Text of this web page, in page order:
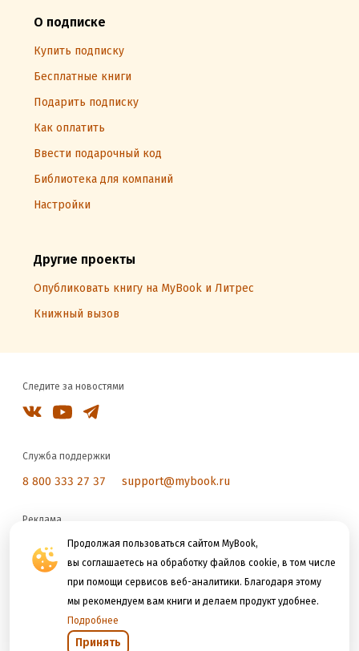
Продолжая пользоваться сайтом MyBook,
вы соглашаетесь на обработку файлов cookie, в том числе
при помощи сервисов веб-аналитики. Благодаря этому
мы рекомендуем вам книги и делаем продукт удобнее.
Подробнее
Принять
О подписке
Купить подписку
Бесплатные книги
Подарить подписку
Как оплатить
Ввести подарочный код
Библиотека для компаний
Настройки
Другие проекты
Опубликовать книгу на MyBook и Литрес
Книжный вызов
Следите за новостями
Служба поддержки
8 800 333 27 37 support@mybook.ru
Реклама
reklama@litres.ru
Мы принимаем к оплате